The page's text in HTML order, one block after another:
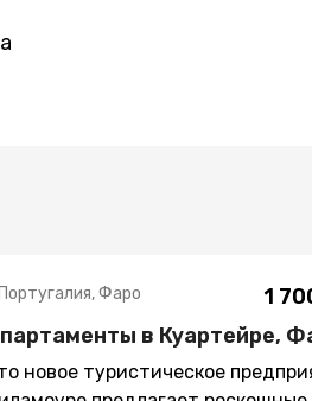
1
Португалия, Фаро
в Куартейре,
новое туристическое